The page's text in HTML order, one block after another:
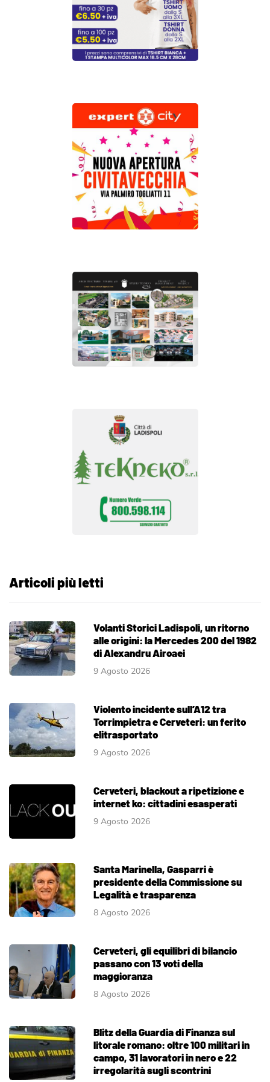
Articoli più letti
Volanti Storici Ladispoli, un ritorno
alle origini: la Mercedes 200 del 1982
di Alexandru Airoaei
9 Agosto 2026
Violento incidente sull’A12 tra
Torrimpietra e Cerveteri: un ferito
elitrasportato
9 Agosto 2026
Cerveteri, blackout a ripetizione e
internet ko: cittadini esasperati
9 Agosto 2026
Santa Marinella, Gasparri è
presidente della Commissione su
Legalità e trasparenza
8 Agosto 2026
Cerveteri, gli equilibri di bilancio
passano con 13 voti della
maggioranza
8 Agosto 2026
Blitz della Guardia di Finanza sul
litorale romano: oltre 100 militari in
campo, 31 lavoratori in nero e 22
irregolarità sugli scontrini